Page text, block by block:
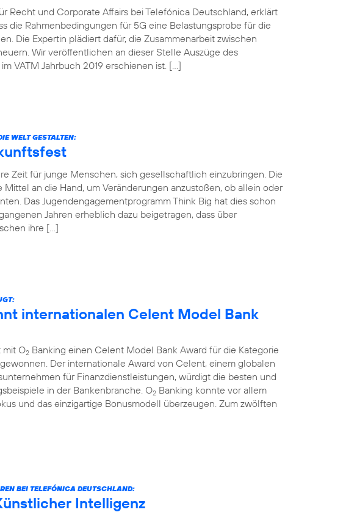
Recht und Corporate Affairs bei Telefónica Deutschland, erklärt
die Rahmenbedingungen für 5G eine Belastungsprobe für die
Die Expertin plädiert dafür, die Zusammenarbeit zwischen
Wir veröffentlichen an dieser Stelle Auszüge des
VATM Jahrbuch 2019 erschienen ist. […]
WELT GESTALTEN:
Zeit für junge Menschen, sich gesellschaftlich einzubringen. Die
Mittel an die Hand, um Veränderungen anzustoßen, ob allein oder
Das Jugendengagementprogramm Think Big hat dies schon
Jahren erheblich dazu beigetragen, dass über
ihre […]
internationalen Celent Model Bank
mit O2 Banking einen Celent Model Bank Award für die Kategorie
Der internationale Award von Celent, einem globalen
für Finanzdienstleistungen, würdigt die besten und
in der Bankenbranche. O2 Banking konnte vor allem
und das einzigartige Bonusmodell überzeugen. Zum zwölften
BEI TELEFÓNICA DEUTSCHLAND:
Intelligenz